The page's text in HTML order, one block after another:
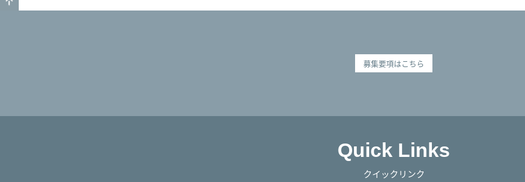
募集要項はこちら
Quick Links
クイックリンク